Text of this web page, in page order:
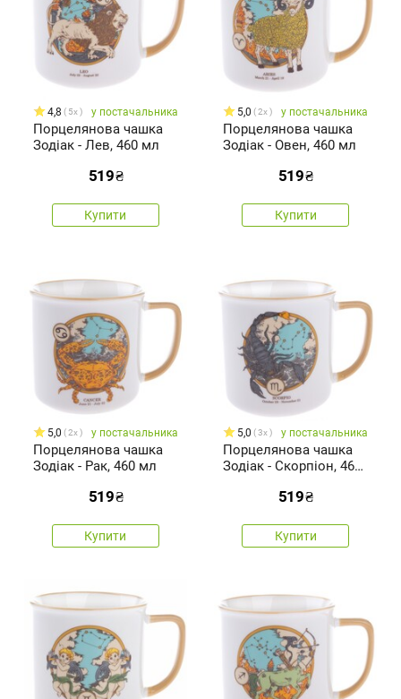
4,8 5x у постачальника
Порцелянова чашка
Зодіак - Лев, 460 мл
519₴
Купити
5,0 2x у постачальника
Порцелянова чашка
Зодіак - Овен, 460 мл
519₴
Купити
5,0 2x у постачальника
Порцелянова чашка
Зодіак - Рак, 460 мл
519₴
Купити
5,0 3x у постачальника
Порцелянова чашка
Зодіак - Скорпіон, 460
519₴
Купити